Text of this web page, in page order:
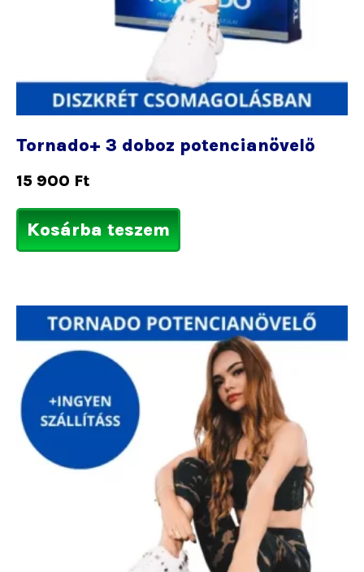
Tornado+ 3 doboz potencianövelő
15 900 Ft
Kosárba teszem